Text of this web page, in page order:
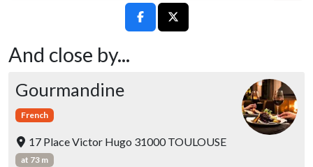
And close by...
Gourmandine
French
17 Place Victor Hugo 31000 TOULOUSE
at 73 m